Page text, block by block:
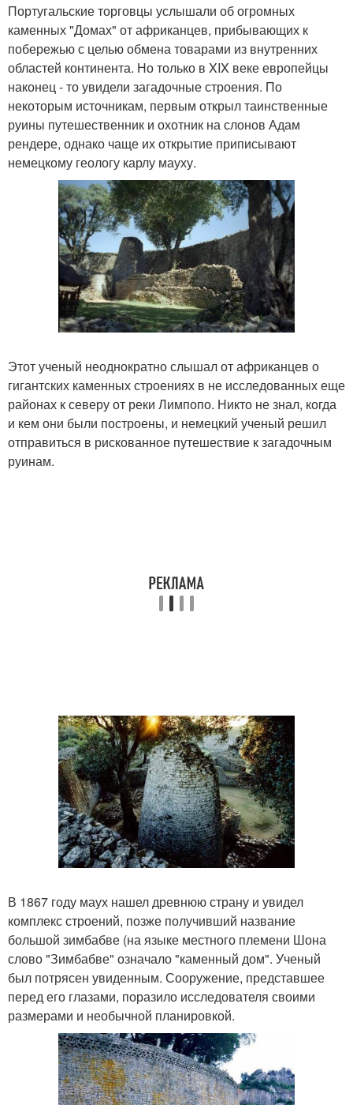
Португальские торговцы услышали об огромных
каменных "Домах" от африканцев, прибывающих к
побережью с целью обмена товарами из внутренних
областей континента. Но только в XIX веке европейцы
наконец - то увидели загадочные строения. По
некоторым источникам, первым открыл таинственные
руины путешественник и охотник на слонов Адам
рендере, однако чаще их открытие приписывают
немецкому геологу карлу мауху.
Этот ученый неоднократно слышал от африканцев о
гигантских каменных строениях в не исследованных еще
районах к северу от реки Лимпопо. Никто не знал, когда
и кем они были построены, и немецкий ученый решил
отправиться в рискованное путешествие к загадочным
руинам.
В 1867 году маух нашел древнюю страну и увидел
комплекс строений, позже получивший название
большой зимбабве (на языке местного племени Шона
слово "Зимбабве" означало "каменный дом". Ученый
был потрясен увиденным. Сооружение, представшее
перед его глазами, поразило исследователя своими
размерами и необычной планировкой.